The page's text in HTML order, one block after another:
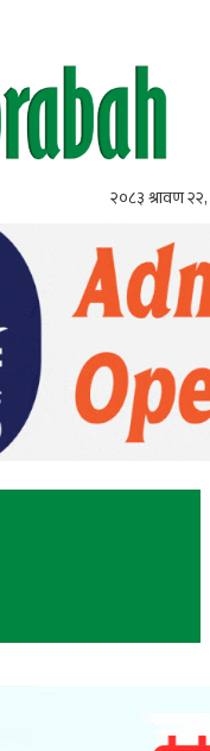
२०८३ श्रावण २२,